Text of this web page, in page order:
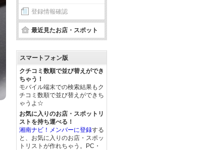
登録情報確認
最近見たお店・スポット
スマートフォン版
クチコミ数順で並び替えができ
ちゃう！
モバイル端末での検索結果もク
チコミ数順で並び替えができち
ゃうよ☆
お気に入りのお店・スポットリ
ストを持ち運べる！
湘南ナビ！メンバーに登録する
と、お気に入りのお店・スポッ
トリストが作れちゃう。PC・